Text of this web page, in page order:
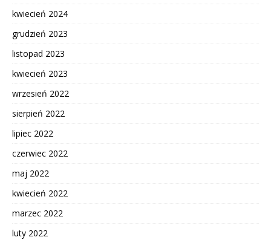
kwiecień 2024
grudzień 2023
listopad 2023
kwiecień 2023
wrzesień 2022
sierpień 2022
lipiec 2022
czerwiec 2022
maj 2022
kwiecień 2022
marzec 2022
luty 2022